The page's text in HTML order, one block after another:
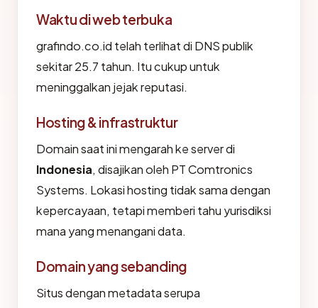
Waktu di web terbuka
grafindo.co.id telah terlihat di DNS publik
sekitar 25.7 tahun. Itu cukup untuk
meninggalkan jejak reputasi.
Hosting & infrastruktur
Domain saat ini mengarah ke server di
Indonesia, disajikan oleh PT Comtronics
Systems. Lokasi hosting tidak sama dengan
kepercayaan, tetapi memberi tahu yurisdiksi
mana yang menangani data.
Domain yang sebanding
Situs dengan metadata serupa